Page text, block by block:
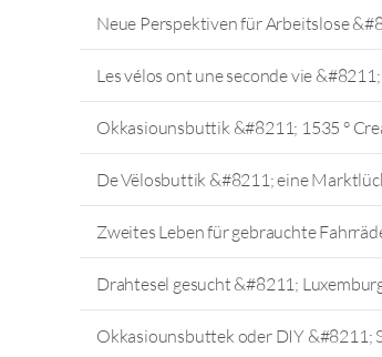
Neue Perspektiven für Arbeitslose
Les vélos ont une seconde vie
Okkasiounsbuttik &#8211; 1535 °
De Vëlosbuttik &#8211; eine
Zweites Leben für gebrauchte
Drahtesel gesucht &#8211;
Okkasiounsbuttek oder DIY &#8211;